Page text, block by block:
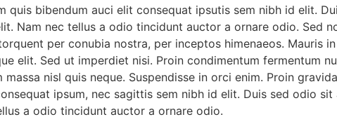
bibendum auci elit consequat ipsutis sem nibh id elit.
Nam nec tellus a odio tincidunt auctor a ornare odio. Sed
per conubia nostra, per inceptos himenaeos. Mauris
elit. Sed ut imperdiet nisi. Proin condimentum fermentum
nisl quis neque. Suspendisse in orci enim. Proin
ipsum, nec sagittis sem nibh id elit. Duis sed odio
a odio tincidunt auctor a ornare odio.